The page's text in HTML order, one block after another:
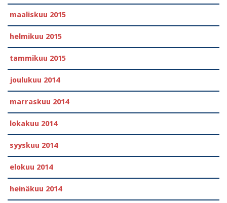
maaliskuu 2015
helmikuu 2015
tammikuu 2015
joulukuu 2014
marraskuu 2014
lokakuu 2014
syyskuu 2014
elokuu 2014
heinäkuu 2014